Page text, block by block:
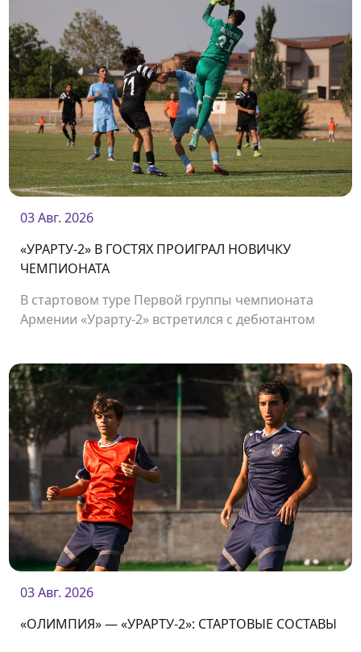
03 Авг. 2026
«УРАРТУ-2» В ГОСТЯХ ПРОИГРАЛ НОВИЧКУ
ЧЕМПИОНАТА
В стартовом туре Первой группы чемпионата
Армении «Урарту-2» встретился с дебютантом
03 Авг. 2026
«ОЛИМПИЯ» — «УРАРТУ-2»: СТАРТОВЫЕ СОСТАВЫ